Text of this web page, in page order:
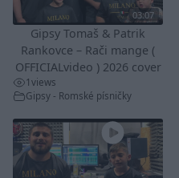
03:07
Gipsy Tomaš & Patrik
Rankovce – Rači mange (
OFFICIALvideo ) 2026 cover
1views
Gipsy - Romské písničky